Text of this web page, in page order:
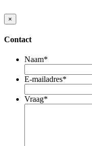
×
Contact
Naam*
E-mailadres*
Vraag*